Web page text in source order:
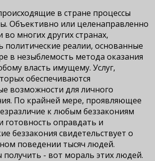
в стране процессы
Объективно или целенаправленно
многих других странах,
политические реалии, основанные
в незыблемость метода оказания
власть имущему. Услуг,
обеспечиваются
возможности для личного
По крайней мере, проявляющее
к любым беззакониям
готовность оправдать и
беззакония свидетельствует о
поведении тысяч людей.
получить - вот мораль этих людей.